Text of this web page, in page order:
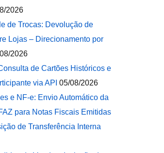
2026
de Trocas: Devolução de
Lojas – Direcionamento por
2026
de Cartões Históricos e
via API 05/08/2026
e NF-e: Envio Automático da
para Notas Fiscais Emitidas
de Transferência Interna